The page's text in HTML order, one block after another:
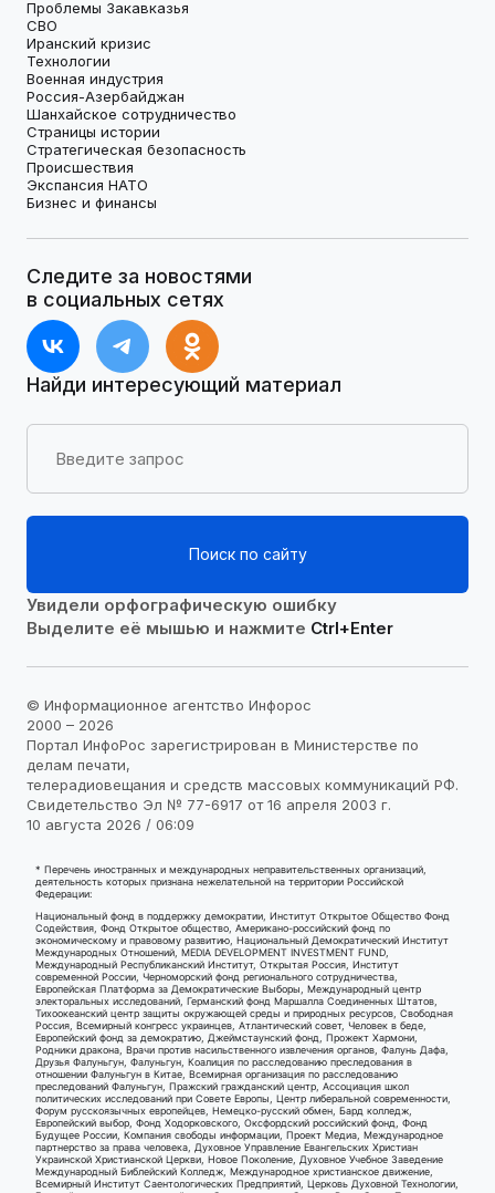
Проблемы Закавказья
СВО
Иранский кризис
Технологии
Военная индустрия
Россия-Азербайджан
Шанхайское сотрудничество
Страницы истории
Стратегическая безопасность
Происшествия
Экспансия НАТО
Бизнес и финансы
Следите за новостями
в социальных сетях
Найди интересующий материал
Поиск по сайту
Увидели орфографическую ошибку
Выделите её мышью и нажмите Ctrl+Enter
© Информационное агентство Инфорос
2000 – 2026
Портал ИнфоРос зарегистрирован в Министерстве по
делам печати,
телерадиовещания и средств массовых коммуникаций РФ.
Свидетельство Эл № 77-6917 от 16 апреля 2003 г.
10 августа 2026 / 06:09